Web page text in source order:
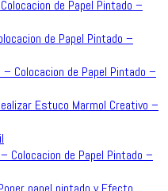
de Papel Pintado –
de Papel Pintado –
Colocacion de Papel Pintado –
Estuco Marmol Creativo –
Colocacion de Papel Pintado –